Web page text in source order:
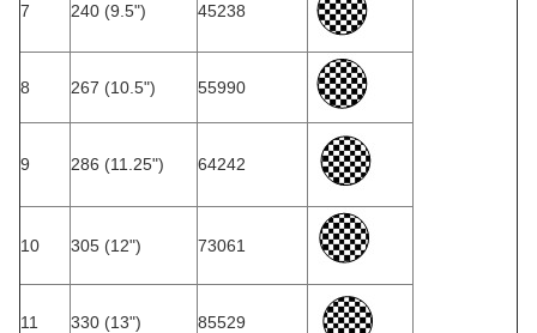
7 240 (9.5") 45238
8 267 (10.5") 55990
9 286 (11.25") 64242
10 305 (12") 73061
11 330 (13") 85529